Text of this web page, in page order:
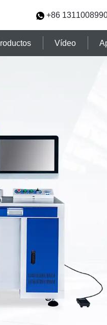
+86
Vídeo